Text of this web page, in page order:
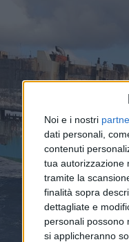
Noi e i nostri
dati personali,
contenuti
tua autorizzazione
tramite la
finalità sopra
dettagliate e
personali possono
si applicheranno